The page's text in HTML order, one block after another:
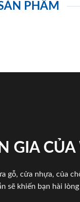
PHẨM
GIA CỦA
cửa nhựa, của
sẽ khiến bạn hài